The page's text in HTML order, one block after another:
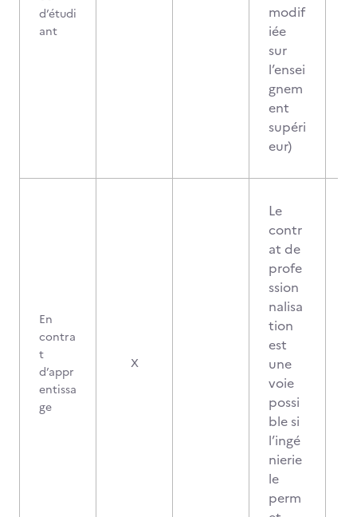
d’étudi
ant
modif
iée
sur
l’ensei
gnem
ent
supéri
eur)
En
contra
t
d’appr
entissa
ge
X
Le
contr
at de
profe
ssion
nalisa
tion
est
une
voie
possi
ble si
l’ingé
nierie
le
perm